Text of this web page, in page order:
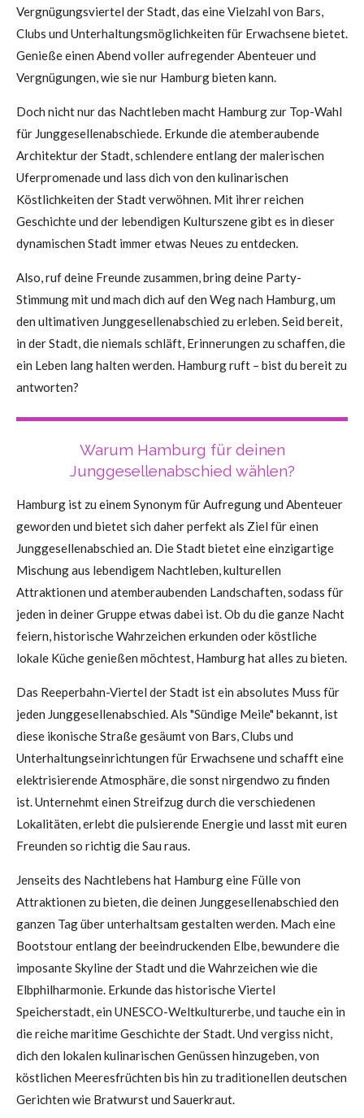
Vergnügungsviertel der Stadt, das eine Vielzahl von Bars,
Clubs und Unterhaltungsmöglichkeiten für Erwachsene bietet.
Genieße einen Abend voller aufregender Abenteuer und
Vergnügungen, wie sie nur Hamburg bieten kann.
Doch nicht nur das Nachtleben macht Hamburg zur Top-Wahl
für Junggesellenabschiede. Erkunde die atemberaubende
Architektur der Stadt, schlendere entlang der malerischen
Uferpromenade und lass dich von den kulinarischen
Köstlichkeiten der Stadt verwöhnen. Mit ihrer reichen
Geschichte und der lebendigen Kulturszene gibt es in dieser
dynamischen Stadt immer etwas Neues zu entdecken.
Also, ruf deine Freunde zusammen, bring deine Party-
Stimmung mit und mach dich auf den Weg nach Hamburg, um
den ultimativen Junggesellenabschied zu erleben. Seid bereit,
in der Stadt, die niemals schläft, Erinnerungen zu schaffen, die
ein Leben lang halten werden. Hamburg ruft – bist du bereit zu
antworten?
Warum Hamburg für deinen
Junggesellenabschied wählen?
Hamburg ist zu einem Synonym für Aufregung und Abenteuer
geworden und bietet sich daher perfekt als Ziel für einen
Junggesellenabschied an. Die Stadt bietet eine einzigartige
Mischung aus lebendigem Nachtleben, kulturellen
Attraktionen und atemberaubenden Landschaften, sodass für
jeden in deiner Gruppe etwas dabei ist. Ob du die ganze Nacht
feiern, historische Wahrzeichen erkunden oder köstliche
lokale Küche genießen möchtest, Hamburg hat alles zu bieten.
Das Reeperbahn-Viertel der Stadt ist ein absolutes Muss für
jeden Junggesellenabschied. Als "Sündige Meile" bekannt, ist
diese ikonische Straße gesäumt von Bars, Clubs und
Unterhaltungseinrichtungen für Erwachsene und schafft eine
elektrisierende Atmosphäre, die sonst nirgendwo zu finden
ist. Unternehmt einen Streifzug durch die verschiedenen
Lokalitäten, erlebt die pulsierende Energie und lasst mit euren
Freunden so richtig die Sau raus.
Jenseits des Nachtlebens hat Hamburg eine Fülle von
Attraktionen zu bieten, die deinen Junggesellenabschied den
ganzen Tag über unterhaltsam gestalten werden. Mach eine
Bootstour entlang der beeindruckenden Elbe, bewundere die
imposante Skyline der Stadt und die Wahrzeichen wie die
Elbphilharmonie. Erkunde das historische Viertel
Speicherstadt, ein UNESCO-Weltkulturerbe, und tauche ein in
die reiche maritime Geschichte der Stadt. Und vergiss nicht,
dich den lokalen kulinarischen Genüssen hinzugeben, von
köstlichen Meeresfrüchten bis hin zu traditionellen deutschen
Gerichten wie Bratwurst und Sauerkraut.